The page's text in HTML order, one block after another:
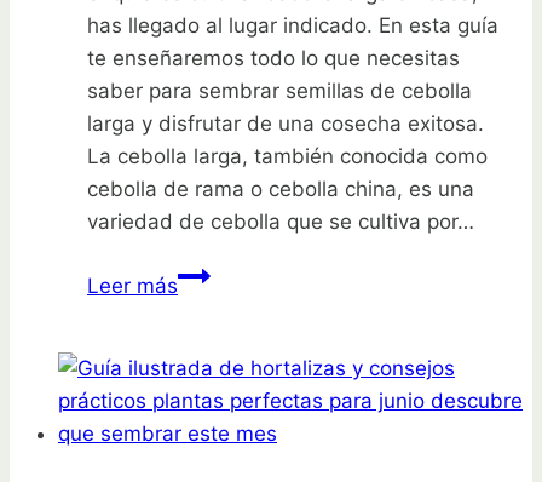
has llegado al lugar indicado. En esta guía
te enseñaremos todo lo que necesitas
saber para sembrar semillas de cebolla
larga y disfrutar de una cosecha exitosa.
La cebolla larga, también conocida como
cebolla de rama o cebolla china, es una
variedad de cebolla que se cultiva por…
Leer másCultiva
en
casa:
Guía